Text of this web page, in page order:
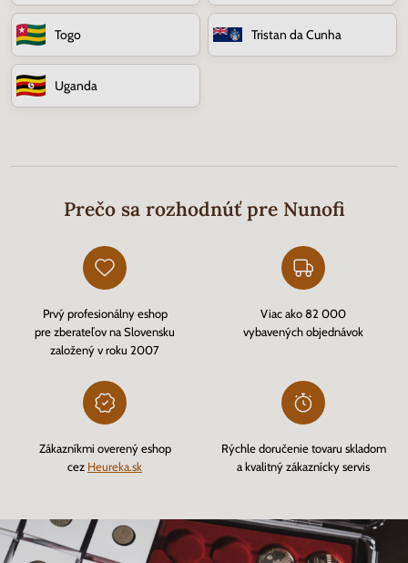
Togo Tristan da Cunha
Uganda
Prečo sa rozhodnúť pre Nunofi
Prvý profesionálny eshop
pre zberateľov na Slovensku
založený v roku 2007
Viac ako 82 000
vybavených objednávok
Zákazníkmi overený eshop
cez Heureka.sk
Rýchle doručenie tovaru skladom
a kvalitný zákaznícky servis